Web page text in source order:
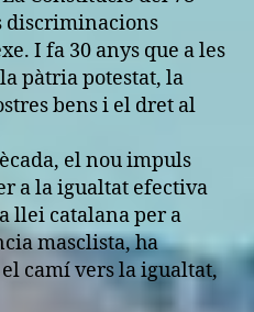
discriminacions
I fa 30 anys que a les
pàtria potestat, la
bens i el dret al
el nou impuls
a la igualtat efectiva
llei catalana per a
masclista, ha
camí vers la igualtat,